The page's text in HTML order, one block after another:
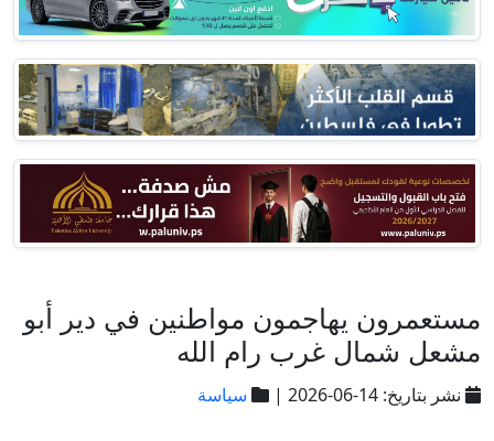
مستعمرون يهاجمون مواطنين في دير أبو
مشعل شمال غرب رام الله
نشر بتاريخ: 14-06-2026 | سياسة